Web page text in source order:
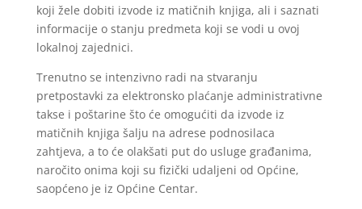
koji žele dobiti izvode iz matičnih knjiga, ali i saznati
informacije o stanju predmeta koji se vodi u ovoj
lokalnoj zajednici.
Trenutno se intenzivno radi na stvaranju
pretpostavki za elektronsko plaćanje administrativne
takse i poštarine što će omogućiti da izvode iz
matičnih knjiga šalju na adrese podnosilaca
zahtjeva, a to će olakšati put do usluge građanima,
naročito onima koji su fizički udaljeni od Općine,
saopćeno je iz Općine Centar.